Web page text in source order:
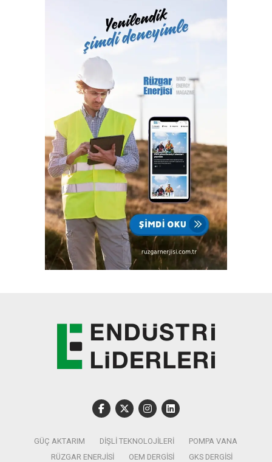
GÜÇ AKTARIM DIŞLI TEKNOLOJILERI
POMPA VANA
RÜZGAR ENERJISI
OEM DERGISI GKS DERGISI